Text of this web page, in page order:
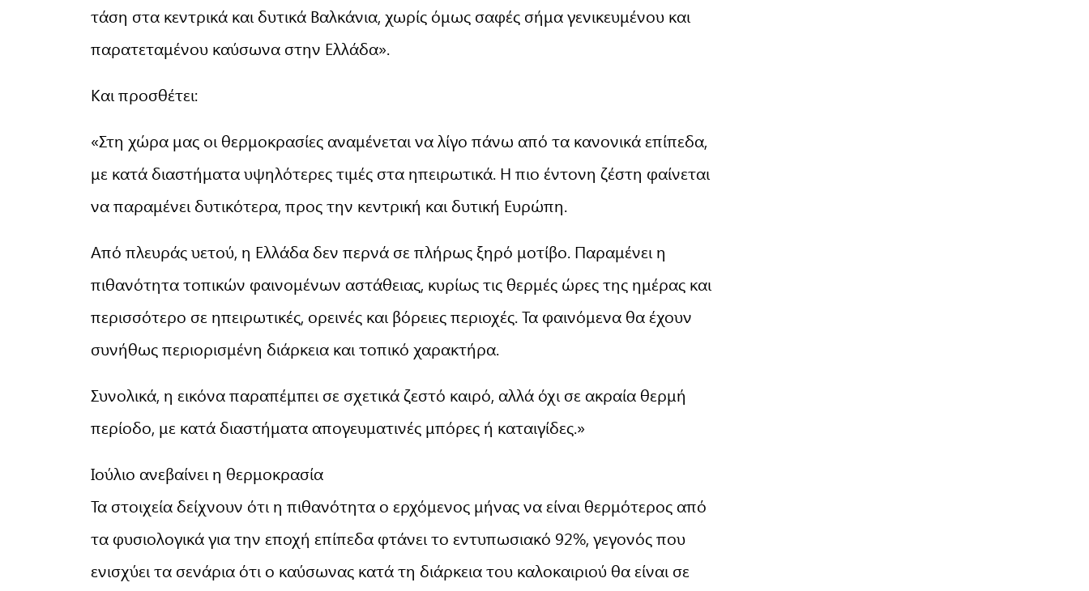
τάση στα κεντρικά και δυτικά Βαλκάνια, χωρίς όμως σαφές σήμα γενικευμένου και
παρατεταμένου καύσωνα στην Ελλάδα».
Και προσθέτει:
«Στη χώρα μας οι θερμοκρασίες αναμένεται να λίγο πάνω από τα κανονικά επίπεδα,
με κατά διαστήματα υψηλότερες τιμές στα ηπειρωτικά. Η πιο έντονη ζέστη φαίνεται
να παραμένει δυτικότερα, προς την κεντρική και δυτική Ευρώπη.
Από πλευράς υετού, η Ελλάδα δεν περνά σε πλήρως ξηρό μοτίβο. Παραμένει η
πιθανότητα τοπικών φαινομένων αστάθειας, κυρίως τις θερμές ώρες της ημέρας και
περισσότερο σε ηπειρωτικές, ορεινές και βόρειες περιοχές. Τα φαινόμενα θα έχουν
συνήθως περιορισμένη διάρκεια και τοπικό χαρακτήρα.
Συνολικά, η εικόνα παραπέμπει σε σχετικά ζεστό καιρό, αλλά όχι σε ακραία θερμή
περίοδο, με κατά διαστήματα απογευματινές μπόρες ή καταιγίδες.»
Ιούλιο ανεβαίνει η θερμοκρασία
Τα στοιχεία δείχνουν ότι η πιθανότητα ο ερχόμενος μήνας να είναι θερμότερος από
τα φυσιολογικά για την εποχή επίπεδα φτάνει το εντυπωσιακό 92%, γεγονός που
ενισχύει τα σενάρια ότι ο καύσωνας κατά τη διάρκεια του καλοκαιριού θα είναι σε